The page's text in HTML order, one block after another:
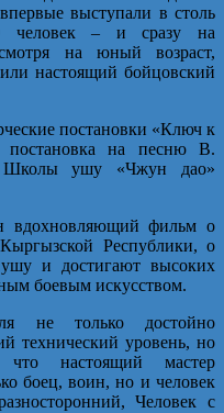
выступали в столь
человек – и сразу на
на юный возраст,
настоящий бойцовский
постановки «Ключ к
постановка на песню В.
Школы ушу «Чжун дао»
вдохновляющий фильм о
Республики, о
и достигают высоких
боевым искусством.
не только достойно
технический уровень, но
что настоящий мастер
боец, воин, но и человек
Человек с